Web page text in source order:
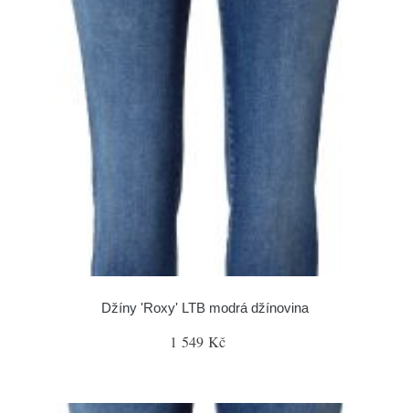
Džíny 'Roxy' LTB modrá džínovina
1 549 Kč